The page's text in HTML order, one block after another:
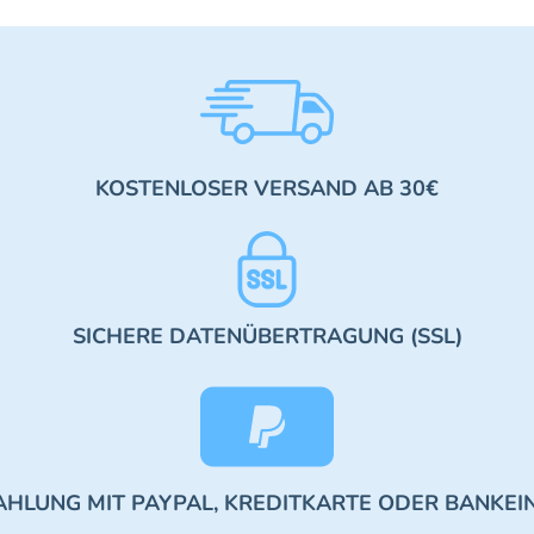
KOSTENLOSER VERSAND AB 30€
SICHERE DATENÜBERTRAGUNG (SSL)
MIT PAYPAL, KREDITKARTE ODER